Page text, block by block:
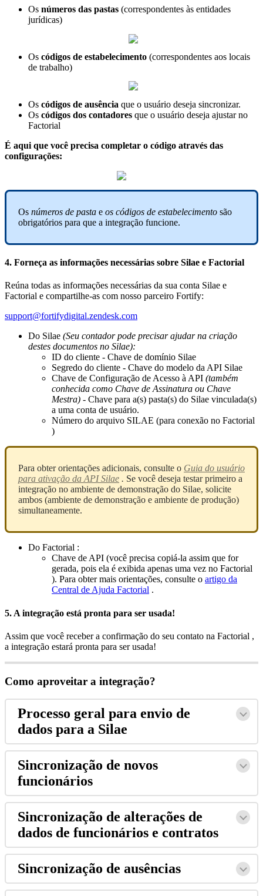
Os números das pastas (correspondentes às entidades
jurídicas)
Os códigos de estabelecimento (correspondentes aos locais
de trabalho)
Os códigos de ausência que o usuário deseja sincronizar.
Os códigos dos contadores que o usuário deseja ajustar no
Factorial
É aqui que você precisa completar o código através das
configurações:
Os números de pasta e os códigos de estabelecimento são
obrigatórios para que a integração funcione.
4. Forneça as informações necessárias sobre Silae e Factorial
Reúna todas as informações necessárias da sua conta Silae e
Factorial e compartilhe-as com nosso parceiro Fortify:
support@fortifydigital.zendesk.com
Do Silae (Seu contador pode precisar ajudar na criação
destes documentos no Silae):
ID do cliente - Chave de domínio Silae
Segredo do cliente - Chave do modelo da API Silae
Chave de Configuração de Acesso à API (também
conhecida como Chave de Assinatura ou Chave
Mestra) - Chave para a(s) pasta(s) do Silae vinculada(s)
a uma conta de usuário.
Número do arquivo SILAE (para conexão no Factorial
)
Para obter orientações adicionais, consulte o Guia do usuário
para ativação da API Silae . Se você deseja testar primeiro a
integração no ambiente de demonstração do Silae, solicite
ambos (ambiente de demonstração e ambiente de produção)
simultaneamente.
Do Factorial :
Chave de API (você precisa copiá-la assim que for
gerada, pois ela é exibida apenas uma vez no Factorial
). Para obter mais orientações, consulte o artigo da
Central de Ajuda Factorial .
5. A integração está pronta para ser usada!
Assim que você receber a confirmação do seu contato na Factorial ,
a integração estará pronta para ser usada!
Como aproveitar a integração?
Processo geral para envio de
dados para a Silae
Sincronização de novos
funcionários
Sincronização de alterações de
dados de funcionários e contratos
Sincronização de ausências